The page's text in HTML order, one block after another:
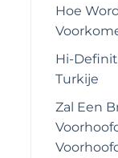
Hoe
Hi-
Turkije
Zal Een